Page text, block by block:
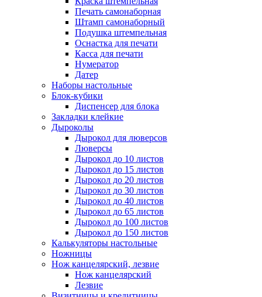
Печать самонаборная
Штамп самонаборный
Подушка штемпельная
Оснастка для печати
Касса для печати
Нумератор
Датер
Наборы настольные
Блок-кубики
Диспенсер для блока
Закладки клейкие
Дыроколы
Дырокол для люверсов
Люверсы
Дырокол до 10 листов
Дырокол до 15 листов
Дырокол до 20 листов
Дырокол до 30 листов
Дырокол до 40 листов
Дырокол до 65 листов
Дырокол до 100 листов
Дырокол до 150 листов
Калькуляторы настольные
Ножницы
Нож канцелярский, лезвие
Нож канцелярский
Лезвие